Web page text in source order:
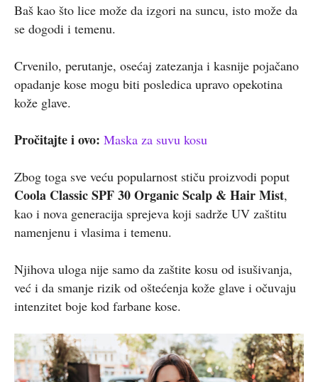
Baš kao što lice može da izgori na suncu, isto može da
se dogodi i temenu.
Crvenilo, perutanje, osećaj zatezanja i kasnije pojačano
opadanje kose mogu biti posledica upravo opekotina
kože glave.
Pročitajte i ovo: Maska za suvu kosu
Zbog toga sve veću popularnost stiču proizvodi poput
Coola Classic SPF 30 Organic Scalp & Hair Mist,
kao i nova generacija sprejeva koji sadrže UV zaštitu
namenjenu i vlasima i temenu.
Njihova uloga nije samo da zaštite kosu od isušivanja,
već i da smanje rizik od oštećenja kože glave i očuvaju
intenzitet boje kod farbane kose.